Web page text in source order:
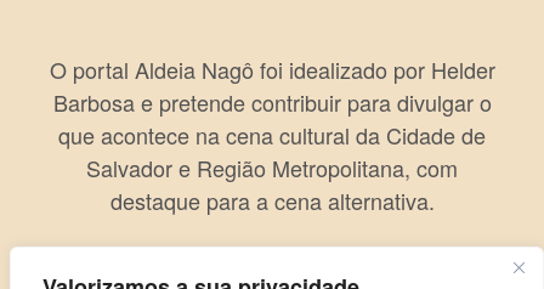
O portal Aldeia Nagô foi idealizado por Helder
Barbosa e pretende contribuir para divulgar o
que acontece na cena cultural da Cidade de
Salvador e Região Metropolitana, com
destaque para a cena alternativa.